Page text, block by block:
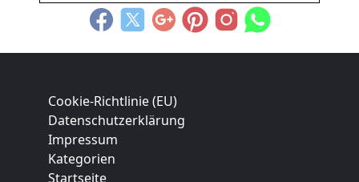
Cookie-Richtlinie (EU)
Datenschutzerklärung
Impressum
Kategorien
Startseite